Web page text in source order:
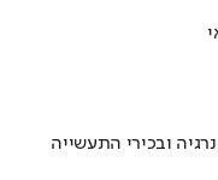
ובכירי התעשייה